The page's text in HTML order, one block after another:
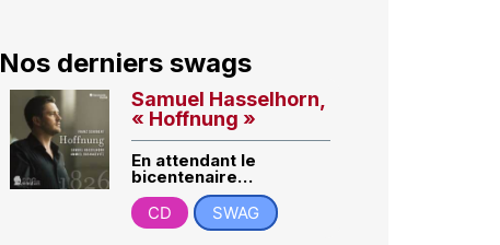
Nos derniers swags
Samuel Hasselhorn,
« Hoffnung »
En attendant le
bicentenaire…
CD
SWAG